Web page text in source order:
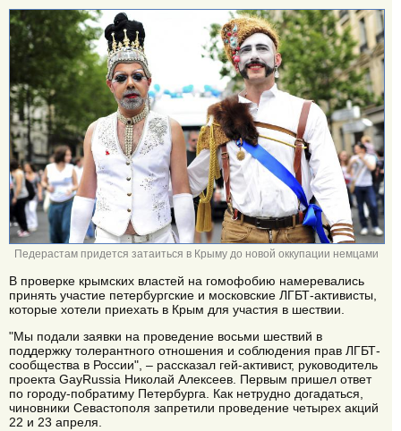
Педерастам придется затаиться в Крыму до новой оккупации немцами
В проверке крымских властей на гомофобию намеревались
принять участие петербургские и московские ЛГБТ-активисты,
которые хотели приехать в Крым для участия в шествии.
"Мы подали заявки на проведение восьми шествий в
поддержку толерантного отношения и соблюдения прав ЛГБТ-
сообщества в России", – рассказал гей-активист, руководитель
проекта GayRussia Николай Алексеев. Первым пришел ответ
по городу-побратиму Петербурга. Как нетрудно догадаться,
чиновники Севастополя запретили проведение четырех акций
22 и 23 апреля.